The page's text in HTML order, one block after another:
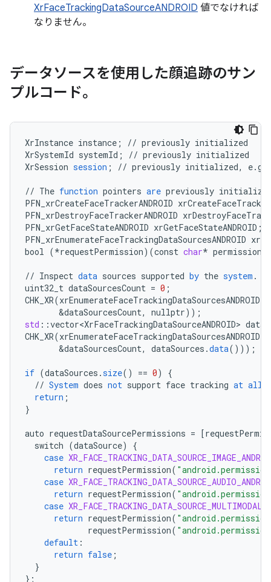
XrFaceTrackingDataSourceANDROID 値でなければ
なりません。
データソースを使用した顔追跡のサン
プルコード。
XrInstance instance ; // previously initialized
XrSystemId systemId ; // previously initialized
XrSession session ; // previously initialized, e.g
// The function pointers are previously
PFN_xrCreateFaceTrackerANDROID
PFN_xrDestroyFaceTrackerANDROID
PFN_xrGetFaceStateANDROID xrGetFaceStateANDROID ;
PFN_xrEnumerateFaceTrackingDataSourcesANDROID
bool (*requestPermission)(const char* permission
// Inspect data sources supported by the system .
uint32_t dataSourcesCount = 0 ;
CHK_XR(xrEnumerateFaceTrackingDataSourcesANDROID
&dataSourcesCount, nullptr));
std : :vector<XrFaceTrackingDataSourceANDROID>
CHK_XR(xrEnumerateFaceTrackingDataSourcesANDROID
&dataSourcesCount, dataSources .data()));
if (dataSources .size() == 0)
{
// System does not support face tracking at all
return ;
}
auto requestDataSourcePermissions = [
switch (dataSource)
{
case
return requestPermission(
case
return requestPermission(
case
return requestPermission(
requestPermission(
default :
return false ;
}
} ;